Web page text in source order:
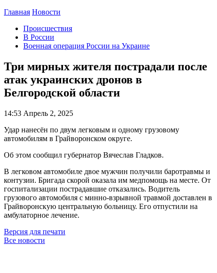
Главная Новости
Происшествия
В России
Военная операция России на Украине
Три мирных жителя пострадали после
атак украинских дронов в
Белгородской области
14:53 Апрель 2, 2025
Удар нанесён по двум легковым и одному грузовому
автомобилям в Грайворонском округе.
Об этом сообщил губернатор Вячеслав Гладков.
В легковом автомобиле двое мужчин получили баротравмы и
контузии. Бригада скорой оказала им медпомощь на месте. От
госпитализации пострадавшие отказались. Водитель
грузового автомобиля с минно-взрывной травмой доставлен в
Грайворонскую центральную больницу. Его отпустили на
амбулаторное лечение.
Версия для печати
Все новости